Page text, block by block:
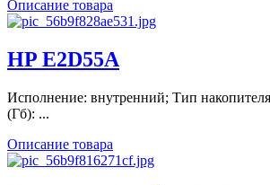
Описание товара
HP E2D55A
Исполнение: внутренний; Тип
(Гб): ...
Описание товара